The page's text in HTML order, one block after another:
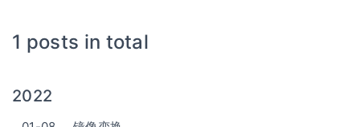
1 posts in total
2022